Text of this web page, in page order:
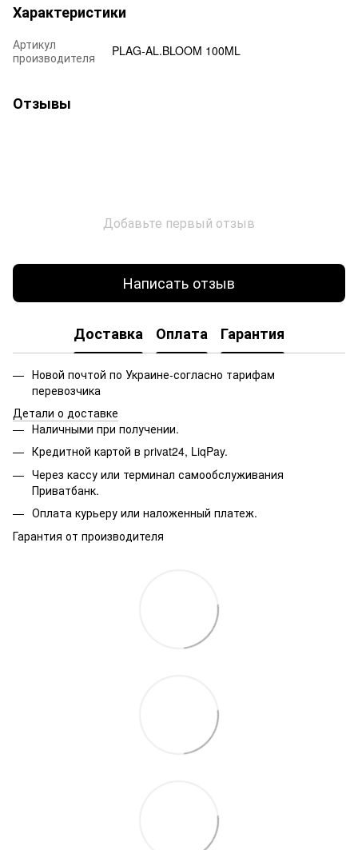
Характеристики
Артикул
производителя
PLAG-AL.BLOOM 100ML
Отзывы
Добавьте первый отзыв
Написать отзыв
Доставка Оплата Гарантия
Новой почтой по Украине-согласно тарифам
перевозчика
Детали о доставке
Наличными при получении.
Кредитной картой в privat24, LiqPay.
Через кассу или терминал самообслуживания
Приватбанк.
Оплата курьеру или наложенный платеж.
Гарантия от производителя